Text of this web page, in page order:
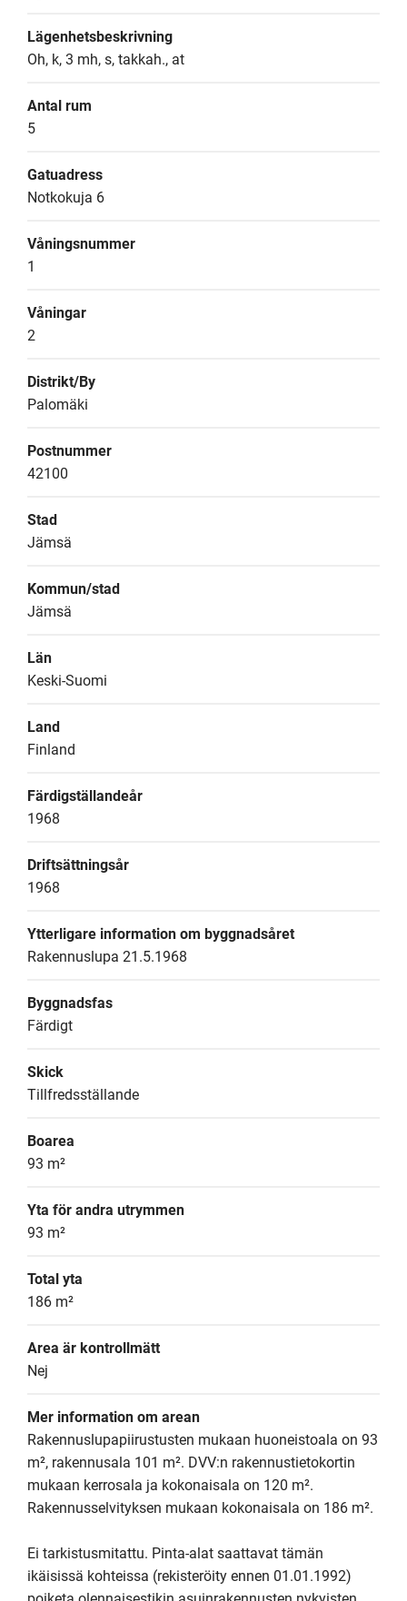
Lägenhetsbeskrivning
Oh, k, 3 mh, s, takkah., at
Antal rum
5
Gatuadress
Notkokuja 6
Våningsnummer
1
Våningar
2
Distrikt/By
Palomäki
Postnummer
42100
Stad
Jämsä
Kommun/stad
Jämsä
Län
Keski-Suomi
Land
Finland
Färdigställandeår
1968
Driftsättningsår
1968
Ytterligare information om byggnadsåret
Rakennuslupa 21.5.1968
Byggnadsfas
Färdigt
Skick
Tillfredsställande
Boarea
93 m²
Yta för andra utrymmen
93 m²
Total yta
186 m²
Area är kontrollmätt
Nej
Mer information om arean
Rakennuslupapiirustusten mukaan huoneistoala on 93
m², rakennusala 101 m². DVV:n rakennustietokortin
mukaan kerrosala ja kokonaisala on 120 m².
Rakennusselvityksen mukaan kokonaisala on 186 m².
Ei tarkistusmitattu. Pinta-alat saattavat tämän
ikäisissä kohteissa (rekisteröity ennen 01.01.1992)